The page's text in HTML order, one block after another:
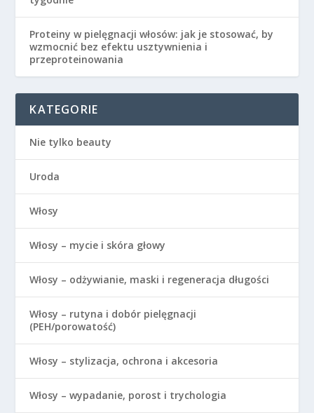
Proteiny w pielęgnacji włosów: jak je stosować, by
wzmocnić bez efektu usztywnienia i
przeproteinowania
KATEGORIE
Nie tylko beauty
Uroda
Włosy
Włosy – mycie i skóra głowy
Włosy – odżywianie, maski i regeneracja długości
Włosy – rutyna i dobór pielęgnacji
(PEH/porowatość)
Włosy – stylizacja, ochrona i akcesoria
Włosy – wypadanie, porost i trychologia